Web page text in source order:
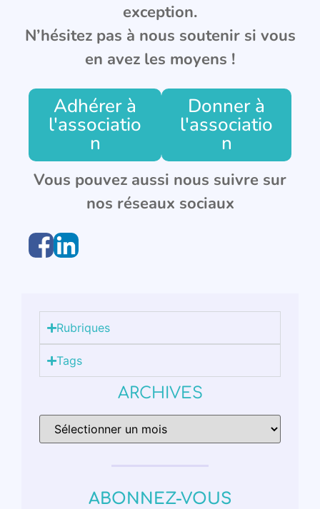
exception.
N’hésitez pas à nous soutenir si vous
en avez les moyens !
Adhérer à
l'associatio
n
Donner à
l'associatio
n
Vous pouvez aussi nous suivre sur
nos réseaux sociaux
Rubriques
Tags
ARCHIVES
ABONNEZ-VOUS